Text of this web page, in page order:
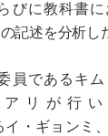
びに教科書に
記述を分析し
員であるキム
リが行い
・ギョンミ